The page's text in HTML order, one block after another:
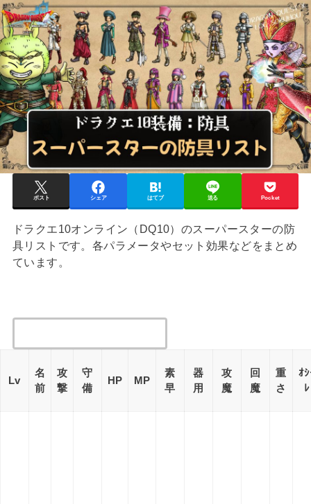
ポスト シェア はてブ 送る Pocket
ドラクエ10オンライン（DQ10）のスーパースターの防
具リストです。各パラメータやセット効果などをまとめ
ています。
Lv
名
前
攻
撃
守
備
HP MP
素
早
器
用
攻
魔
回
魔
重
さ
ｵ
ﾚ